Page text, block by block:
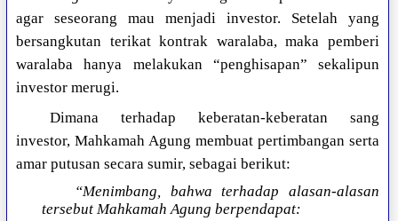
agar seseorang mau menjadi investor. Setelah yang
bersangkutan terikat kontrak waralaba, maka pemberi
waralaba hanya melakukan “penghisapan” sekalipun
investor merugi.
Dimana terhadap keberatan-keberatan sang
investor, Mahkamah Agung membuat pertimbangan serta
amar putusan secara sumir, sebagai berikut:
“Menimbang, bahwa terhadap alasan-alasan
tersebut Mahkamah Agung berpendapat: